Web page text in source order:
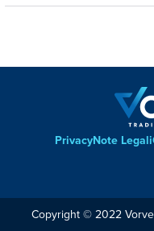
PrivacyNote Legali
Copyright © 2022